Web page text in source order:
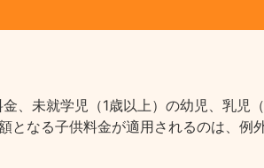
、未就学児（1歳以上）の幼児、乳児
なる子供料金が適用されるのは、例